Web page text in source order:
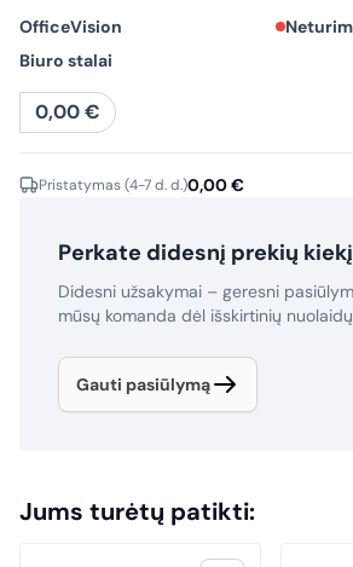
OfficeVision
Biuro stalai
0,00€
Pristatymas (4-7 d. d.)0,00€
Perkate didesnį prekių
Didesni užsakymai – geresni
mūsų komanda dėl išskirtinių
Gauti pasiūlymą
Jums turėtų patikti: